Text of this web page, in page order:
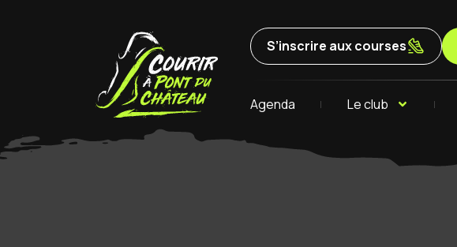
S’inscrire aux courses
Agenda Le club